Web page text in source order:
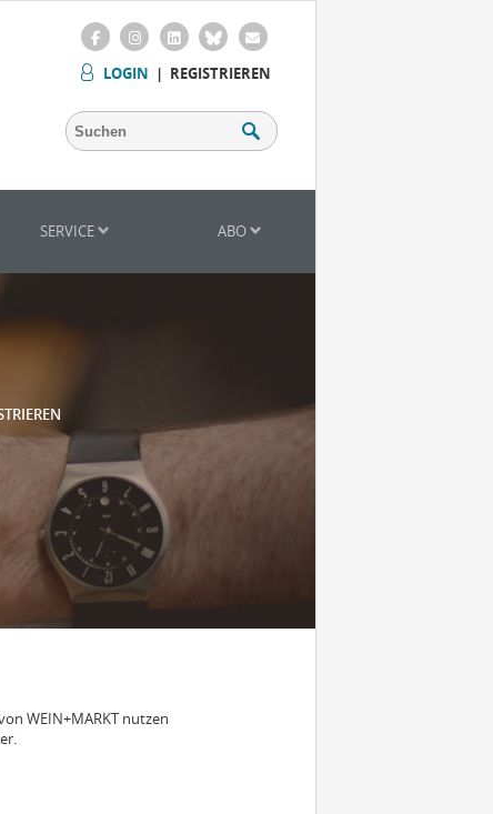
LOGIN | REGISTRIEREN
SERVICE ABO
WEIN+MARKT nutzen